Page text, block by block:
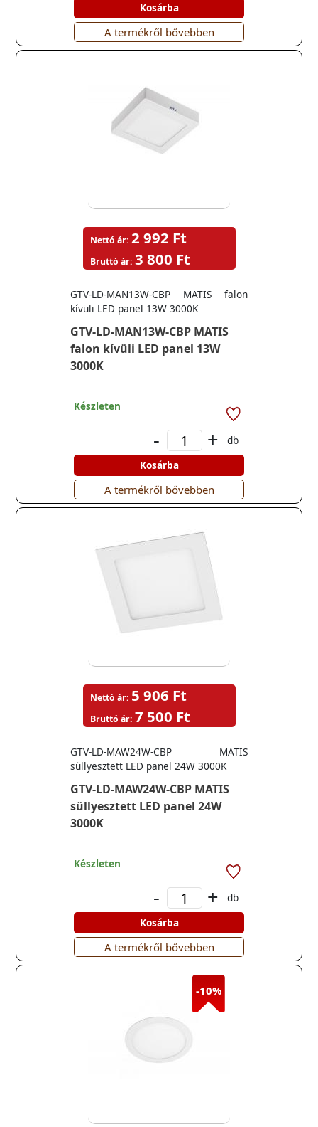
Kosárba
A termékről bővebben
GTV-LD-MAN13W-CBP MATIS
falon kívüli LED panel 13W
3000K
GTV-LD-MAN13W-CBP MATIS falon
kívüli LED panel 13W 3000K
Nettó ár: 2 992 Ft
Bruttó ár: 3 800 Ft
Készleten
- +
db
Kosárba
A termékről bővebben
GTV-LD-MAW24W-CBP MATIS
süllyesztett LED panel 24W
3000K
GTV-LD-MAW24W-CBP MATIS
süllyesztett LED panel 24W 3000K
Nettó ár: 5 906 Ft
Bruttó ár: 7 500 Ft
Készleten
- +
db
Kosárba
A termékről bővebben
-10%